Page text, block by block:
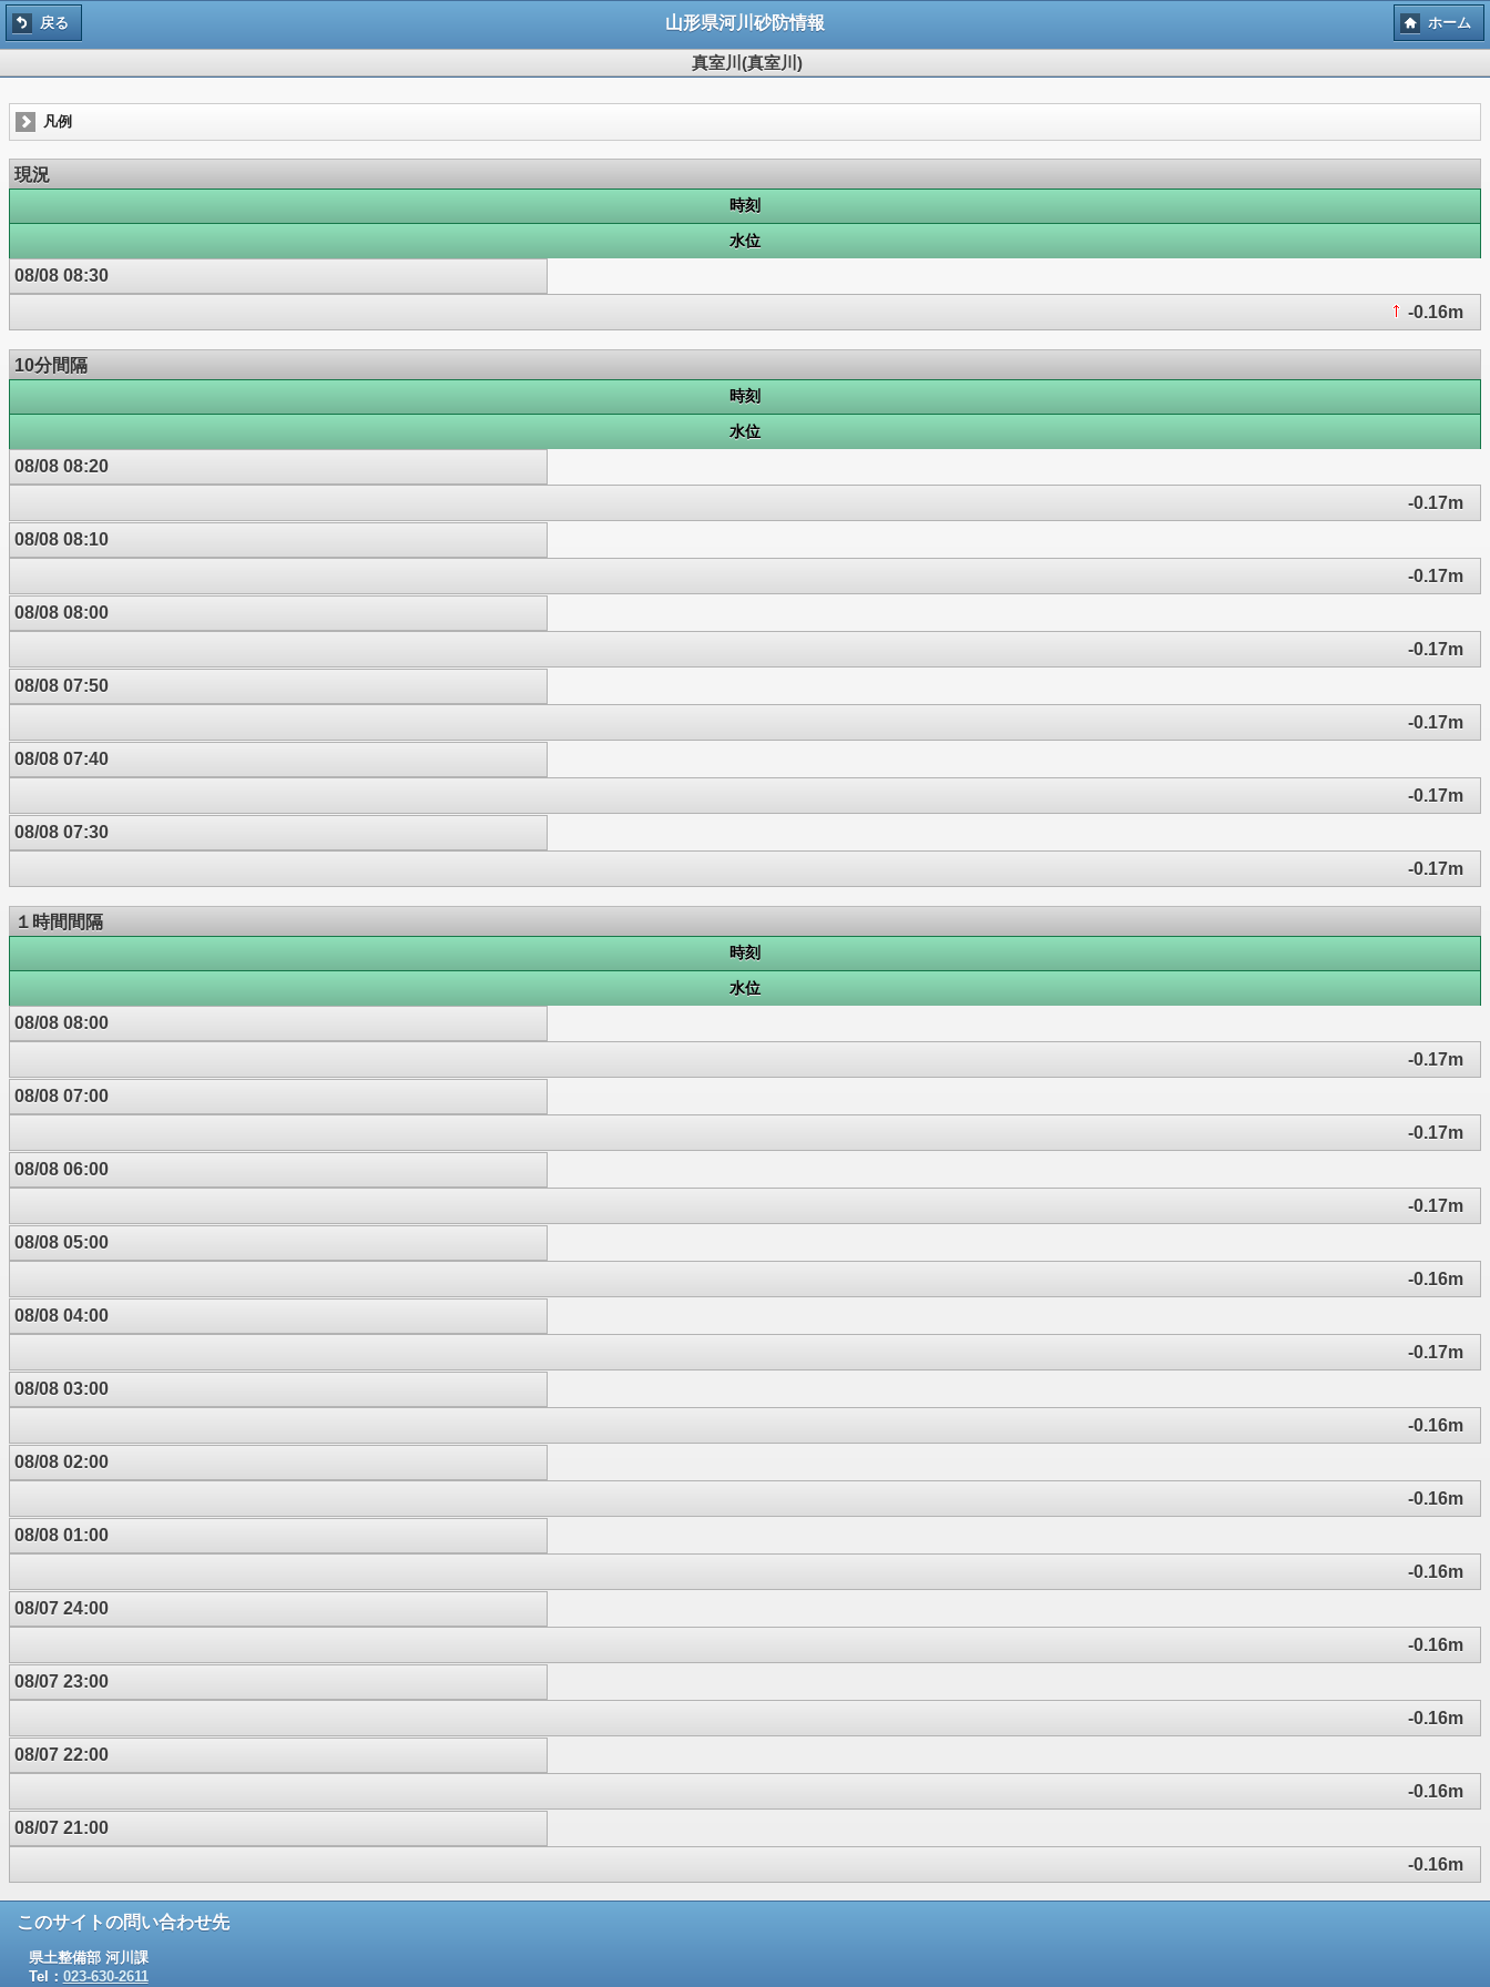
戻る 山形県河川砂防情報 ホーム
真室川(真室川)
凡例
現況
時刻
水位
08/08 08:30
-0.16m
10分間隔
時刻
水位
08/08 08:20
-0.17m
08/08 08:10
-0.17m
08/08 08:00
-0.17m
08/08 07:50
-0.17m
08/08 07:40
-0.17m
08/08 07:30
-0.17m
１時間間隔
時刻
水位
08/08 08:00
-0.17m
08/08 07:00
-0.17m
08/08 06:00
-0.17m
08/08 05:00
-0.16m
08/08 04:00
-0.17m
08/08 03:00
-0.16m
08/08 02:00
-0.16m
08/08 01:00
-0.16m
08/07 24:00
-0.16m
08/07 23:00
-0.16m
08/07 22:00
-0.16m
08/07 21:00
-0.16m
このサイトの問い合わせ先
県土整備部 河川課
Tel： 023-630-2611